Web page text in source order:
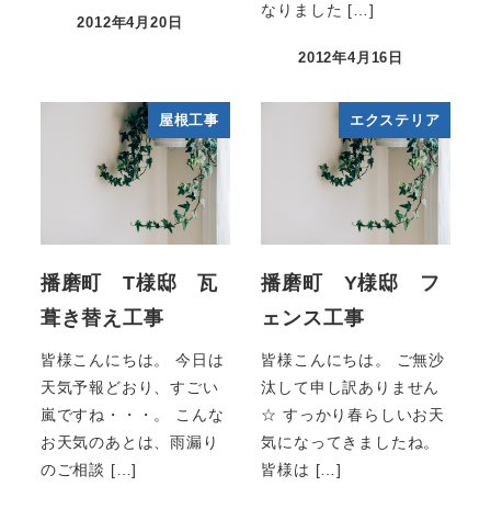
2012年4月20日
なりました […]
2012年4月16日
屋根工事
播磨町 T様邸 瓦
葺き替え工事
皆様こんにちは。 今日は
天気予報どおり、すごい
嵐ですね・・・。 こんな
お天気のあとは、雨漏り
のご相談 […]
エクステリア
播磨町 Y様邸 フ
ェンス工事
皆様こんにちは。 ご無沙
汰して申し訳ありません
☆ すっかり春らしいお天
気になってきましたね。
皆様は […]